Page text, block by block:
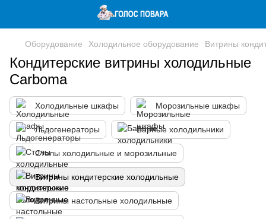
Оборудование Холодильное оборудование Витрины
Кондитерские витрины холодильные
Carboma
Холодильные шкафы Морозильные шкафы
Льдогенераторы Барные холодильники
Столы холодильные и морозильные
Витрины кондитерские холодильные
Витрины настольные холодильные